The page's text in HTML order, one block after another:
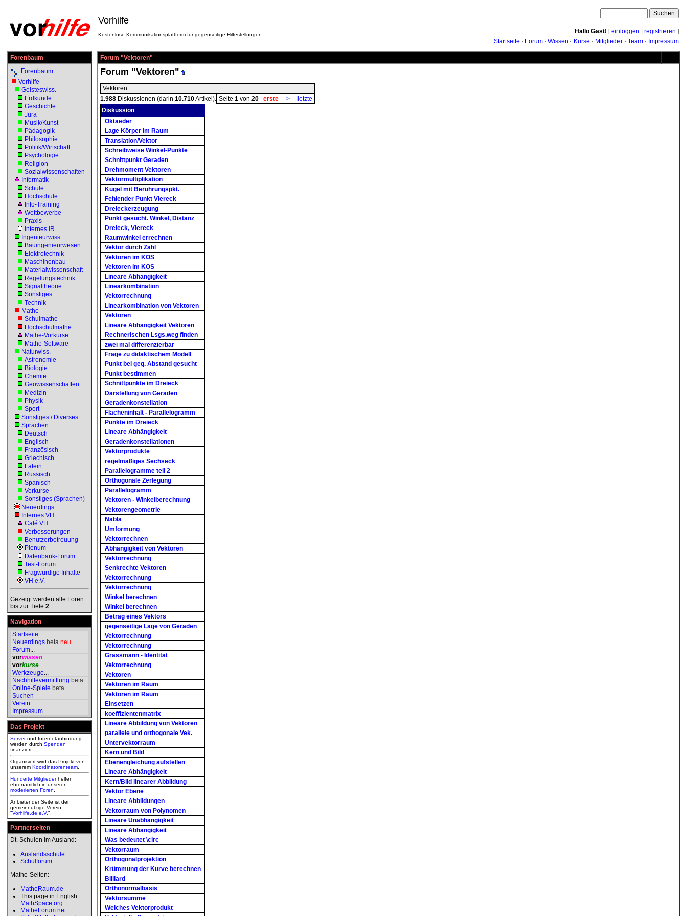
Vorhilfe
Kostenlose Kommunikationsplattform für gegenseitige Hilfestellungen. Hallo Gast! [einloggen registrieren ]
Startseite · Forum · Wissen · Kurse · Mitglieder · Team · Impressum
Forenbaum
Forenbaum
Vorhilfe
Geisteswiss.
Erdkunde
Geschichte
Jura
Musik/Kunst
Pädagogik
Philosophie
Politik/Wirtschaft
Psychologie
Religion
Sozialwissenschaften
Informatik
Schule
Hochschule
Info-Training
Wettbewerbe
Praxis
Internes IR
Ingenieurwiss.
Bauingenieurwesen
Elektrotechnik
Maschinenbau
Materialwissenschaft
Regelungstechnik
Signaltheorie
Sonstiges
Technik
Mathe
Schulmathe
Hochschulmathe
Mathe-Vorkurse
Mathe-Software
Naturwiss.
Astronomie
Biologie
Chemie
Geowissenschaften
Medizin
Physik
Sport
Sonstiges / Diverses
Sprachen
Deutsch
Englisch
Französisch
Griechisch
Latein
Russisch
Spanisch
Vorkurse
Sonstiges (Sprachen)
Neuerdings
Internes VH
Café VH
Verbesserungen
Benutzerbetreuung
Plenum
Datenbank-Forum
Test-Forum
Fragwürdige Inhalte
VH e.V.
Gezeigt werden alle Foren
bis zur Tiefe 2
Navigation
Startseite...
Neuerdings beta neu
Forum...
vorwissen...
vorkurse...
Werkzeuge...
Nachhilfevermittlung beta...
Online-Spiele beta
Suchen
Verein...
Impressum
Das Projekt
Serverund Internetanbindung
werden durch Spenden
finanziert.
Organisiert wird das Projekt von
unserem Koordinatorenteam
Hunderte Mitgliederhelfen
ehrenamtlich in unseren
moderierten Foren
Anbieter der Seite ist der
gemeinnützige Verein
"Vorhilfe.de e.V.".
Partnerseiten
Dt. Schulen im Ausland:
Auslandsschule
Schulforum
Mathe-Seiten:
MatheRaum.de
This page in English:
MathSpace.org
MatheForum.net
Forum "Vektoren"
Forum "Vektoren"
Vektoren
1.988 Diskussionen (darin 10.710Artikel). Seite 1 von 20 erste >
letzte
Diskussion
Oktaeder
Lage Körper im Raum
Translation/Vektor
Schreibweise Winkel-Punkte
Schnittpunkt Geraden
Drehmoment Vektoren
Vektormultiplikation
Kugel mit Berührungspkt.
Fehlender Punkt Viereck
Dreieckerzeugung
Punkt gesucht. Winkel, Distanz
Dreieck, Viereck
Raumwinkel errechnen
Vektor durch Zahl
Vektoren im KOS
Vektoren im KOS
Lineare Abhängigkeit
Linearkombination
Vektorrechnung
Linearkombination von Vektoren
Vektoren
Lineare Abhängigkeit Vektoren
Rechnerischen Lsgs.weg finden
zwei mal differenzierbar
Frage zu didaktischem Modell
Punkt bei geg. Abstand gesucht
Punkt bestimmen
Schnittpunkte im Dreieck
Darstellung von Geraden
Geradenkonstellation
Flächeninhalt - Parallelogramm
Punkte im Dreieck
Lineare Abhängigkeit
Geradenkonstellationen
Vektorprodukte
regelmäßiges Sechseck
Parallelogramme teil 2
Orthogonale Zerlegung
Parallelogramm
Vektoren - Winkelberechnung
Vektorengeometrie
Nabla
Umformung
Vektorrechnen
Abhängigkeit von Vektoren
Vektorrechnung
Senkrechte Vektoren
Vektorrechnung
Vektorrechnung
Winkel berechnen
Winkel berechnen
Betrag eines Vektors
gegenseitige Lage von Geraden
Vektorrechnung
Vektorrechnung
Grassmann - Identität
Vektorrechnung
Vektoren
Vektoren im Raum
Vektoren im Raum
Einsetzen
koeffizientenmatrix
Lineare Abbildung von Vektoren
parallele und orthogonale Vek.
Untervektorraum
Kern und Bild
Ebenengleichung aufstellen
Lineare Abhängigkeit
Kern/Bild linearer Abbildung
Vektor Ebene
Lineare Abbildungen
Vektorraum von Polynomen
Lineare Unabhängigkeit
Lineare Abhängigkeit
Was bedeutet \circ
Vektorraum
Orthogonalprojektion
Krümmung der Kurve berechnen
Billiard
Orthonormalbasis
Vektorsumme
Welches Vektorprodukt